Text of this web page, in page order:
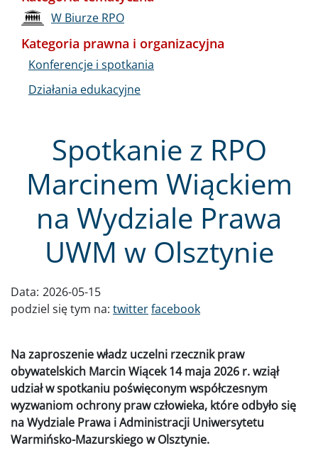
Spotkanie z RPO
Marcinem Wiąckiem
na Wydziale Prawa
UWM w Olsztynie
Data: 2026-05-15
podziel się tym na: twitterfacebook
Na zaproszenie władz uczelni rzecznik praw
obywatelskich Marcin Wiącek 14 maja 2026 r. wziął
udział w spotkaniu poświęconym współczesnym
wyzwaniom ochrony praw człowieka, które odbyło się
na Wydziale Prawa i Administracji Uniwersytetu
Warmińsko-Mazurskiego w Olsztynie.
W Biurze RPO
Kategoria prawna i organizacyjna
Konferencje i spotkania
Działania edukacyjne